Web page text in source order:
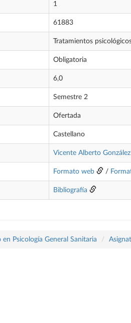
1
61883
Tratamientos
Obligatoria
6,0
Semestre 2
Ofertada
Castellano
Vicente Alberto
Formato web /
Bibliografía
Psicología General Sanitaria